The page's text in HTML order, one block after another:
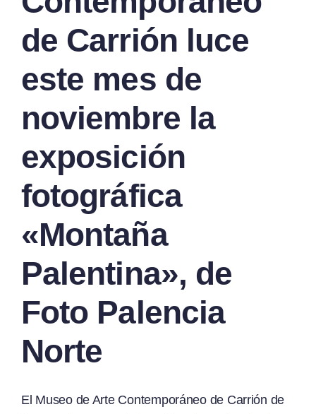
de Carrión luce
este mes de
noviembre la
exposición
fotográfica
«Montaña
Palentina», de
Foto Palencia
Norte
El Museo de Arte Contemporáneo de Carrión de